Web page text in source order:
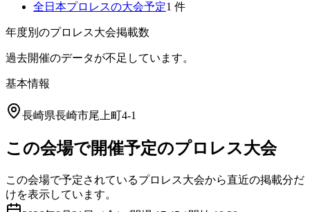
全日本プロレスの大会予定1 件
年度別のプロレス大会掲載数
過去開催のデータが不足しています。
基本情報
長崎県長崎市尾上町4-1
この会場で開催予定のプロレス大会
この会場で予定されているプロレス大会から直近の掲載分だ
けを表示しています。